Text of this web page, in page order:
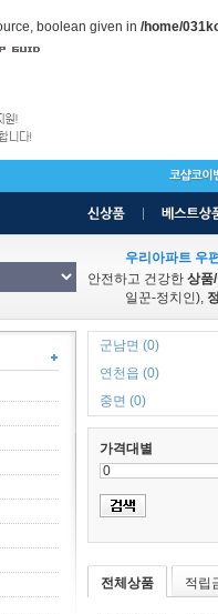
boolean given in /home/
우리아파트 우
안전하고 건강한 상품
일꾼-정치인),
군남면 (0)
연천읍 (0)
중면 (0)
가격대별
전체상품 적립